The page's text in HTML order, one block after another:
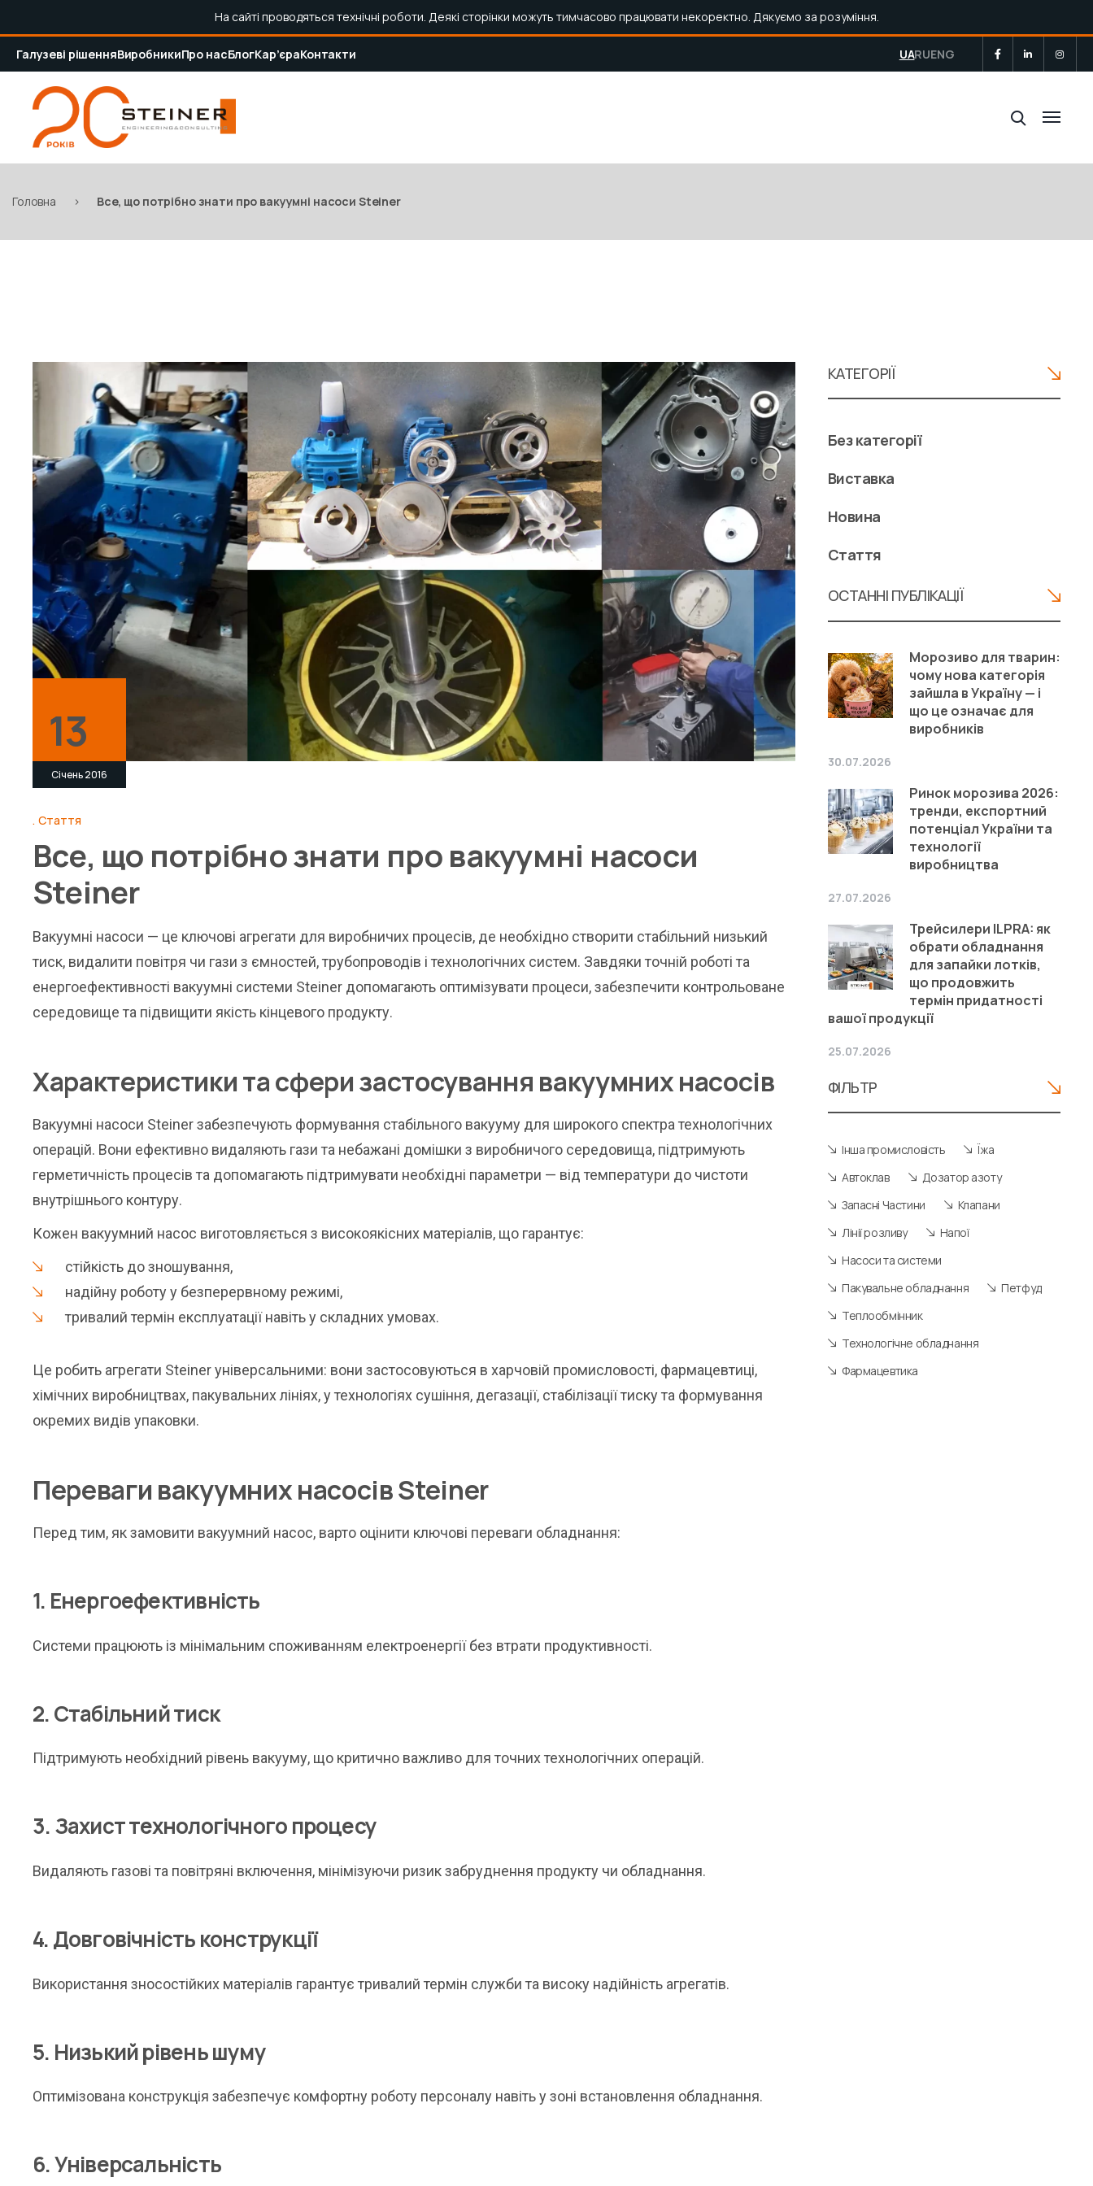
На сайті проводяться технічні роботи. Деякі сторінки можуть тимчасово працювати некоректно. Дякуємо за розуміння.
Галузеві рішенняВиробникиПро насБлогКар’єраКонтакти UARUENG
Головна > Все, що потрібно знати про вакуумні насоси Steiner
13
Січень 2016
Стаття
Все, що потрібно знати про вакуумні насоси
Steiner
Вакуумні насоси — це ключові агрегати для виробничих процесів, де необхідно створити стабільний низький
тиск, видалити повітря чи гази з ємностей, трубопроводів і технологічних систем. Завдяки точній роботі та
енергоефективності вакуумні системи Steiner допомагають оптимізувати процеси, забезпечити контрольоване
середовище та підвищити якість кінцевого продукту.
Характеристики та сфери застосування вакуумних насосів
Вакуумні насоси Steiner забезпечують формування стабільного вакууму для широкого спектра технологічних
операцій. Вони ефективно видаляють гази та небажані домішки з виробничого середовища, підтримують
герметичність процесів та допомагають підтримувати необхідні параметри — від температури до чистоти
внутрішнього контуру.
Кожен вакуумний насос виготовляється з високоякісних матеріалів, що гарантує:
стійкість до зношування,
надійну роботу у безперервному режимі,
тривалий термін експлуатації навіть у складних умовах.
Це робить агрегати Steiner універсальними: вони застосовуються в харчовій промисловості, фармацевтиці,
хімічних виробництвах, пакувальних лініях, у технологіях сушіння, дегазації, стабілізації тиску та формування
окремих видів упаковки.
Переваги вакуумних насосів Steiner
Перед тим, як замовити вакуумний насос, варто оцінити ключові переваги обладнання:
1. Енергоефективність
Системи працюють із мінімальним споживанням електроенергії без втрати продуктивності.
2. Стабільний тиск
Підтримують необхідний рівень вакууму, що критично важливо для точних технологічних операцій.
3. Захист технологічного процесу
Видаляють газові та повітряні включення, мінімізуючи ризик забруднення продукту чи обладнання.
4. Довговічність конструкції
Використання зносостійких матеріалів гарантує тривалий термін служби та високу надійність агрегатів.
5. Низький рівень шуму
Оптимізована конструкція забезпечує комфортну роботу персоналу навіть у зоні встановлення обладнання.
6. Універсальність
КАТЕГОРІЇ
Без категорії
Виставка
Новина
Стаття
ОСТАННІ ПУБЛІКАЦІЇ
Морозиво для тварин:
чому нова категорія
зайшла в Україну — і
що це означає для
виробників
30.07.2026
Ринок морозива 2026:
тренди, експортний
потенціал України та
технології
виробництва
27.07.2026
Трейсилери ILPRA: як
обрати обладнання
для запайки лотків,
що продовжить
термін придатності
вашої продукції
25.07.2026
ФІЛЬТР
Інша промисловість
Їжа
Автоклав
Дозатор азоту
Запасні Частини
Клапани
Лінії розливу
Напої
Насоси та системи
Пакувальне обладнання
Петфуд
Теплообмінник
Технологічне обладнання
Фармацевтика